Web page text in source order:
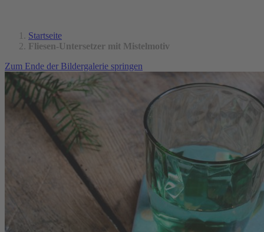
Startseite
Fliesen-Untersetzer mit Mistelmotiv
Zum Ende der Bildergalerie springen